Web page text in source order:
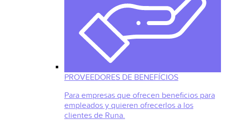
PROVEEDORES DE BENEFÍCIOS
Para empresas que ofrecen beneficios para
empleados y quieren ofrecerlos a los
clientes de Runa.